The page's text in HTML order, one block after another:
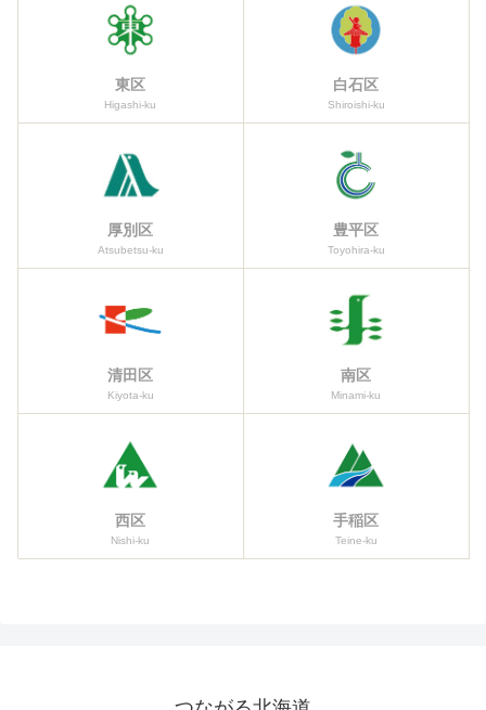
東区
Higashi-ku
白石区
Shiroishi-ku
厚別区
Atsubetsu-ku
豊平区
Toyohira-ku
清田区
Kiyota-ku
南区
Minami-ku
西区
Nishi-ku
手稲区
Teine-ku